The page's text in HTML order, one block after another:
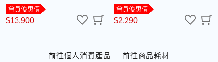
會員優惠價
$13,900
會員優惠價
$2,290
前往個人消費產品 前往商品耗材